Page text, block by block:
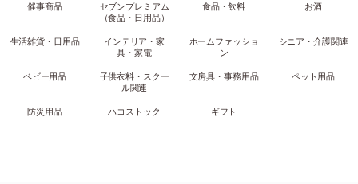
催事商品
セブンプレミアム
（食品・日用品）
食品・飲料 お酒
生活雑貨・日用品
インテリア・家
具・家電
ホームファッショ
ン
シニア・介護関連
ベビー用品
子供衣料・スクー
ル関連
文房具・事務用品 ペット用品
防災用品 ハコストック ギフト